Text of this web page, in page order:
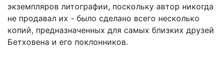
экземпляров литографии, поскольку автор никогда
не продавал их - было сделано всего несколько
копий, предназначенных для самых близких друзей
Бетховена и его поклонников.